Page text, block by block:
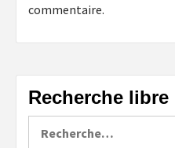
commentaire.
Recherche libre